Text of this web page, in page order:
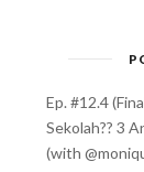
Ep. #12.4
Sekolah?? 3
(with